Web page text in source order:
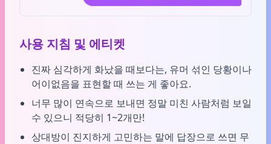
사용 지침 및 에티켓
진짜 심각하게 화났을 때보다는, 유머 섞인 당황이나
어이없음을 표현할 때 쓰는 게 좋아요.
너무 많이 연속으로 보내면 정말 미친 사람처럼 보일
수 있으니 적당히 1~2개만!
상대방이 진지하게 고민하는 말에 답장으로 쓰면 무